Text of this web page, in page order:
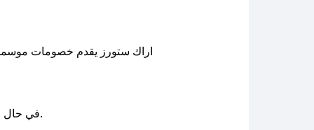
اراك ستورز يقدم خصومات
في حالوسنعمل على توفير الكوبونات في أسرع وقت ممكن.